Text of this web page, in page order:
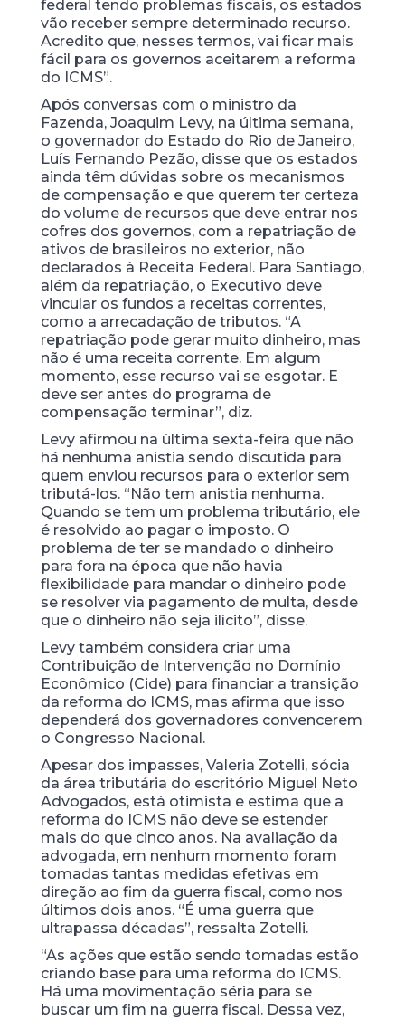
federal tendo problemas fiscais, os estados
vão receber sempre determinado recurso.
Acredito que, nesses termos, vai ficar mais
fácil para os governos aceitarem a reforma
do ICMS”.
Após conversas com o ministro da
Fazenda, Joaquim Levy, na última semana,
o governador do Estado do Rio de Janeiro,
Luís Fernando Pezão, disse que os estados
ainda têm dúvidas sobre os mecanismos
de compensação e que querem ter certeza
do volume de recursos que deve entrar nos
cofres dos governos, com a repatriação de
ativos de brasileiros no exterior, não
declarados à Receita Federal. Para Santiago,
além da repatriação, o Executivo deve
vincular os fundos a receitas correntes,
como a arrecadação de tributos. “A
repatriação pode gerar muito dinheiro, mas
não é uma receita corrente. Em algum
momento, esse recurso vai se esgotar. E
deve ser antes do programa de
compensação terminar”, diz.
Levy afirmou na última sexta-feira que não
há nenhuma anistia sendo discutida para
quem enviou recursos para o exterior sem
tributá-los. “Não tem anistia nenhuma.
Quando se tem um problema tributário, ele
é resolvido ao pagar o imposto. O
problema de ter se mandado o dinheiro
para fora na época que não havia
flexibilidade para mandar o dinheiro pode
se resolver via pagamento de multa, desde
que o dinheiro não seja ilícito”, disse.
Levy também considera criar uma
Contribuição de Intervenção no Domínio
Econômico (Cide) para financiar a transição
da reforma do ICMS, mas afirma que isso
dependerá dos governadores convencerem
o Congresso Nacional.
Apesar dos impasses, Valeria Zotelli, sócia
da área tributária do escritório Miguel Neto
Advogados, está otimista e estima que a
reforma do ICMS não deve se estender
mais do que cinco anos. Na avaliação da
advogada, em nenhum momento foram
tomadas tantas medidas efetivas em
direção ao fim da guerra fiscal, como nos
últimos dois anos. “É uma guerra que
ultrapassa décadas”, ressalta Zotelli.
“As ações que estão sendo tomadas estão
criando base para uma reforma do ICMS.
Há uma movimentação séria para se
buscar um fim na guerra fiscal. Dessa vez,